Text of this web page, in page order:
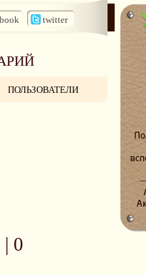
twitter
ПОЛЬЗОВАТЕЛИ
0